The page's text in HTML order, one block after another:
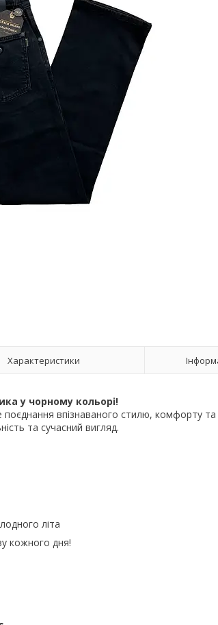
Характеристики
у чорному кольорі!
поєднання впізнаваного стилю, комфорту
та сучасний вигляд.
літа
кожного дня!